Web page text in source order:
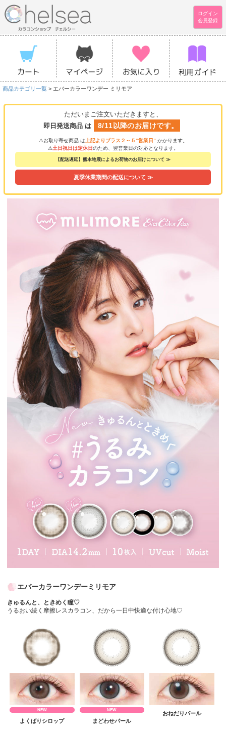
ログイン
会員登録
商品カテゴリ一覧 > エバーカラーワンデー ミリモア
ただいまご注文いただきますと、
即日発送商品 は
8/11以降のお届けです。
⚠お取り寄せ商品 は 上記よりプラス２～５”営業日” かかります。
⚠土日祝日は定休日のため、翌営業日の対応となります。
【配送遅延】熊本地震によるお荷物のお届けについて ≫
夏季休業期間の配送について ≫
エバーカラーワンデーミリモア
きゅるんと、ときめく瞳♡
うるおい続く摩擦レスカラコン、だから一日中快適な付け心地♡
NEW
よくばりシロップ
NEW
まどわせパール
おねだりパール